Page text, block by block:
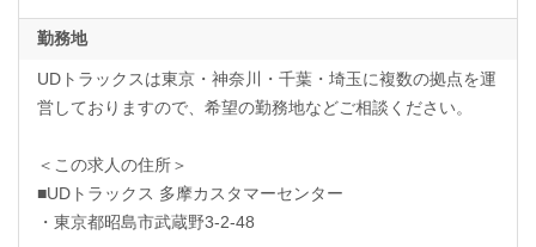
勤務地
UDトラックスは東京・神奈川・千葉・埼玉に複数の拠点を運
営しておりますので、希望の勤務地などご相談ください。
＜この求人の住所＞
■UDトラックス 多摩カスタマーセンター
・東京都昭島市武蔵野3-2-48